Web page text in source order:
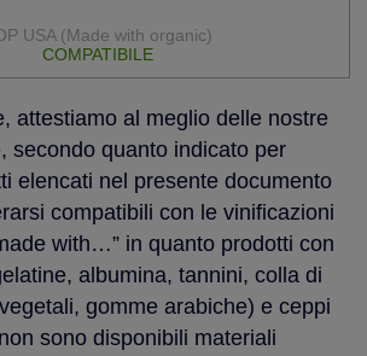
COMPATIBILE
attestiamo al meglio delle nostre
secondo quanto indicato per
elencati nel presente documento
compatibili con le vinificazioni
with…” in quanto prodotti con
albumina, tannini, colla di
gomme arabiche) e ceppi
sono disponibili materiali